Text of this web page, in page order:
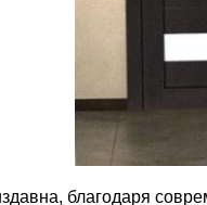
благодаря